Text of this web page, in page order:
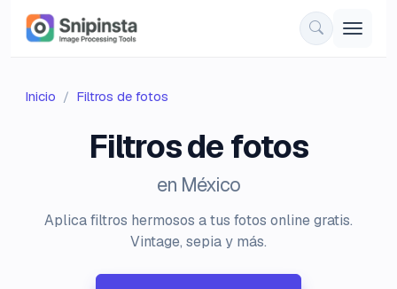
Inicio Filtros de fotos
Filtros de fotos
en México
Aplica filtros hermosos a tus fotos online gratis.
Vintage, sepia y más.